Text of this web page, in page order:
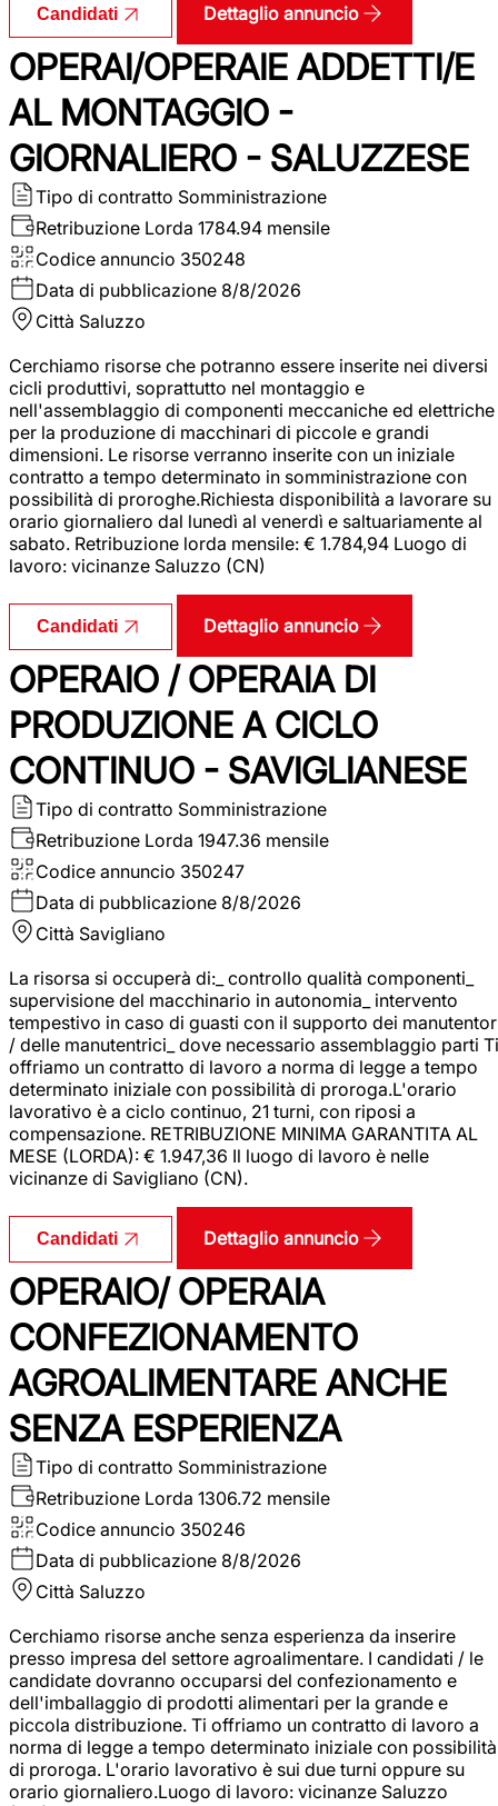
Candidati Dettaglio annuncio
OPERAI/OPERAIE ADDETTI/E
AL MONTAGGIO -
GIORNALIERO - SALUZZESE
Tipo di contratto Somministrazione
Retribuzione Lorda 1784.94 mensile
Codice annuncio 350248
Data di pubblicazione 8/8/2026
Città Saluzzo
Cerchiamo risorse che potranno essere inserite nei diversi
cicli produttivi, soprattutto nel montaggio e
nell'assemblaggio di componenti meccaniche ed elettriche
per la produzione di macchinari di piccole e grandi
dimensioni. Le risorse verranno inserite con un iniziale
contratto a tempo determinato in somministrazione con
possibilità di proroghe.Richiesta disponibilità a lavorare su
orario giornaliero dal lunedì al venerdì e saltuariamente al
sabato. Retribuzione lorda mensile: € 1.784,94 Luogo di
lavoro: vicinanze Saluzzo (CN)
Candidati Dettaglio annuncio
OPERAIO / OPERAIA DI
PRODUZIONE A CICLO
CONTINUO - SAVIGLIANESE
Tipo di contratto Somministrazione
Retribuzione Lorda 1947.36 mensile
Codice annuncio 350247
Data di pubblicazione 8/8/2026
Città Savigliano
La risorsa si occuperà di:_ controllo qualità componenti_
supervisione del macchinario in autonomia_ intervento
tempestivo in caso di guasti con il supporto dei
/ delle manutentrici_ dove necessario assemblaggio parti Ti
offriamo un contratto di lavoro a norma di legge a tempo
determinato iniziale con possibilità di proroga.L'orario
lavorativo è a ciclo continuo, 21 turni, con riposi a
compensazione. RETRIBUZIONE MINIMA GARANTITA AL
MESE (LORDA): € 1.947,36 Il luogo di lavoro è nelle
vicinanze di Savigliano (CN).
Candidati Dettaglio annuncio
OPERAIO/ OPERAIA
CONFEZIONAMENTO
AGROALIMENTARE ANCHE
SENZA ESPERIENZA
Tipo di contratto Somministrazione
Retribuzione Lorda 1306.72 mensile
Codice annuncio 350246
Data di pubblicazione 8/8/2026
Città Saluzzo
Cerchiamo risorse anche senza esperienza da inserire
presso impresa del settore agroalimentare. I candidati / le
candidate dovranno occuparsi del confezionamento e
dell'imballaggio di prodotti alimentari per la grande e
piccola distribuzione. Ti offriamo un contratto di lavoro a
norma di legge a tempo determinato iniziale con possibilità
di proroga. L'orario lavorativo è sui due turni oppure su
orario giornaliero.Luogo di lavoro: vicinanze Saluzzo